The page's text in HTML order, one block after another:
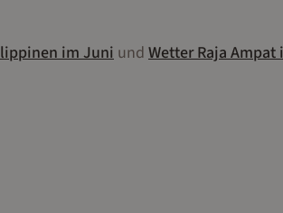
imJuni und WetterRaja Ampat